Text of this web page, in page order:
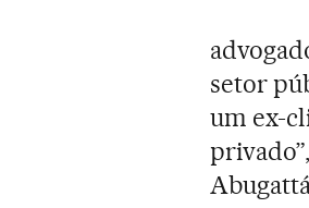
setor
um ex-